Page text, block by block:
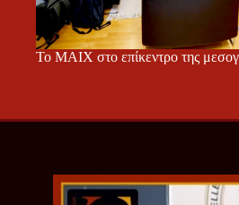
Το ΜΑΙΧ στο επίκεντρο της